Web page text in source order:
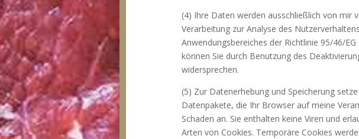
(4) Ihre Daten werden ausschließlich von mir
Verarbeitung zur Analyse des
Anwendungsbereiches der Richtlinie 95/46/
können Sie durch Benutzung des
widersprechen.
(5) Zur Datenerhebung und Speicherung
Datenpakete, die Ihr Browser auf meine
Schaden an. Sie enthalten keine Viren und
Arten von Cookies. Temporäre Cookies